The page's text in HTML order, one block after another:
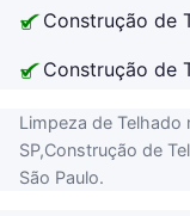
Construção de
Construção de
Limpeza de Telhado
SP,Construção de
São Paulo.